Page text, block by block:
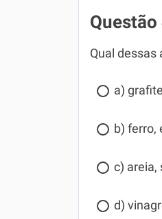
Questão
Qual
a)
b) ferro,
c) areia,
d)